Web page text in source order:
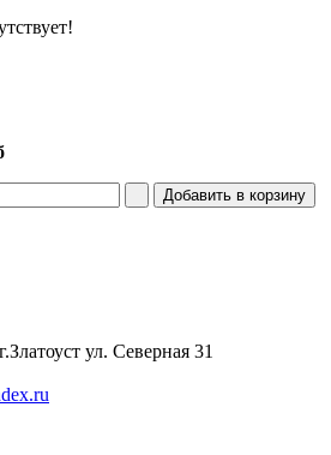
ул. Северная 31